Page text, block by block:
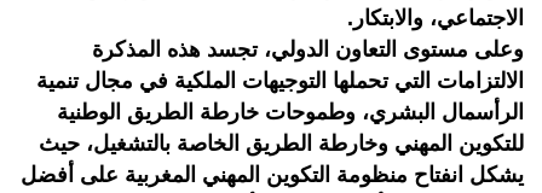
الاجتماعي، والابتكار.
وعلى مستوى التعاون الدولي، تجسد هذه المذكرة
الالتزامات التي تحملها التوجيهات الملكية في مجال تنمية
الرأسمال البشري، وطموحات خارطة الطريق الوطنية
للتكوين المهني وخارطة الطريق الخاصة بالتشغيل، حيث
يشكل انفتاح منظومة التكوين المهني المغربية على أفضل